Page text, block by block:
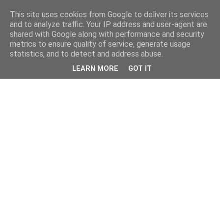
This site uses cookies from Google to deliver its services
and to analyze traffic. Your IP address and user-agent are
shared with Google along with performance and security
metrics to ensure quality of service, generate usage
statistics, and to detect and address abuse.
LEARN MORE GOT IT